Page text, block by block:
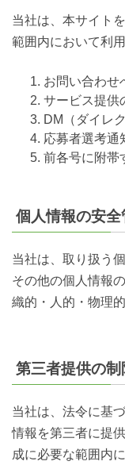
当社は、本サイト
範囲内において利
お問い合わせ
サービス提供
DM（ダイレ
応募者選考通
前各号に附帯
個人情報の安
当社は、取り扱う
その他の個人情報
織的・人的・物理
第三者提供の
当社は、法令に基
情報を第三者に提
成に必要な範囲内